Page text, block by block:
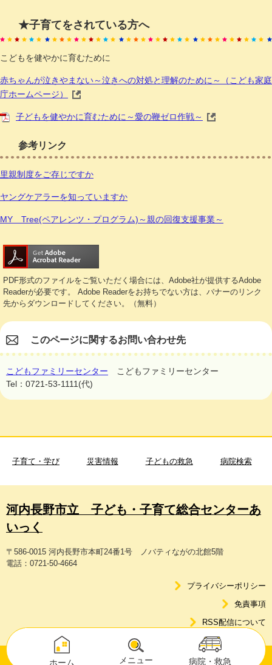
★子育てをされている方へ
こどもを健やかに育むために
赤ちゃんが泣きやまない～泣きへの対処と理解のために～（こども家庭
庁ホームページ）
子どもを健やかに育むために～愛の鞭ゼロ作戦～
参考リンク
里親制度をご存じですか
ヤングケアラーを知っていますか
MY Tree(ペアレンツ・プログラム)～親の回復支援事業～
PDF形式のファイルをご覧いただく場合には、Adobe社が提供するAdobe
Readerが必要です。
Adobe Readerをお持ちでない方は、バナーのリンク
先からダウンロードしてください。（無料）
このページに関するお問い合わせ先
こどもファミリーセンター
こどもファミリーセンター
Tel：0721-53-1111(代)
ホーム メニュー 病院・救急
子育て・学び 災害情報 子どもの救急 病院検索
河内長野市立 子ども・子育て総合センターあ
いっく
〒586-0015 河内長野市本町24番1号 ノバティながの北館5階
電話：0721-50-4664
プライバシーポリシー
免責事項
RSS配信について
Copyright © Kawachinagano City. All Rights Reserved.